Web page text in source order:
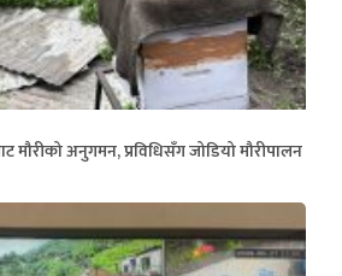
अनुगमन, प्रविधिसँग जोडियो मौरीपालन